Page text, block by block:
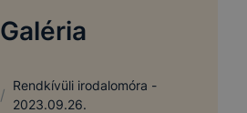
Galéria
/
Rendkívüli irodalomóra -
2023.09.26.